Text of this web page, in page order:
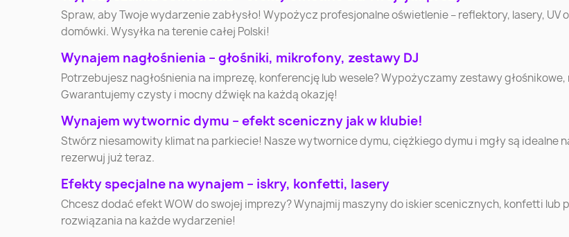
Katowice Gdynia Częstochowa
Elbląg Płock Wałbrzych
Słupsk Jaworzno Jastrzębie-Zdrój Nowy Sącz
Ostrołęka Suwałki
Stalowa Wola Kędzierzyn-Koźle
Spraw, aby Twoje wydarzenie zabłysło! Wypożycz profesjonalne oświetlenie – reflektory, lasery,
domówki. Wysyłka na terenie całej Polski!
Wynajem nagłośnienia – głośniki, mikrofony, zestawy DJ
Potrzebujesz nagłośnienia na imprezę, konferencję lub wesele? Wypożyczamy zestawy
Gwarantujemy czysty i mocny dźwięk na każdą okazję!
Wynajem wytwornic dymu – efekt sceniczny jak w klubie!
Stwórz niesamowity klimat na parkiecie! Nasze wytwornice dymu, ciężkiego dymu i mgły są idealne
rezerwuj już teraz.
Efekty specjalne na wynajem – iskry, konfetti, lasery
Chcesz dodać efekt WOW do swojej imprezy? Wynajmij maszyny do iskier scenicznych, konfetti lub
rozwiązania na każde wydarzenie!